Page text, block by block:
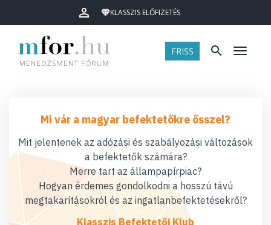
KLASSZIS ELŐFIZETÉS
FRISS Menü
Mi vár a magyar befektetőkre ősszel?
Mit jelentenek az adózási és szabályozási változások
a befektetők számára?
Merre tart az állampapírpiac?
Hogyan érdemes gondolkodni a hosszú távú
megtakarításokról és az ingatlanbefektetésekről?
Klasszis Befektetői Klub